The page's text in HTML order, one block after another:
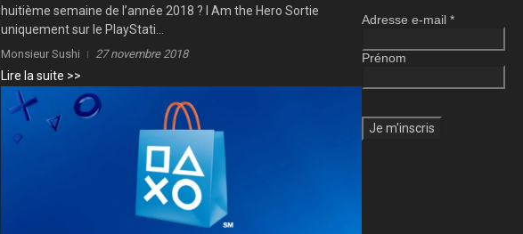
huitième semaine de l’année 2018 ? I Am the Hero Sortie
uniquement sur le PlayStati...
Monsieur Sushi 27 novembre 2018
Lire la suite >>
Adresse e-mail *
Prénom